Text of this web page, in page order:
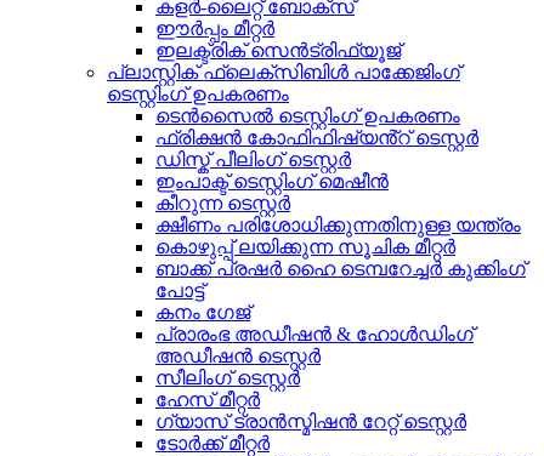
കളർ-ലൈറ്റ് ബോക്സ്
ഈർപ്പം മീറ്റർ
ഇലക്ട്രിക് സെൻട്രിഫ്യൂജ്
പ്ലാസ്റ്റിക് ഫ്ലെക്സിബിൾ പാക്കേജിംഗ്
ടെസ്റ്റിംഗ് ഉപകരണം
ടെൻസൈൽ ടെസ്റ്റിംഗ് ഉപകരണം
ഫ്രിക്ഷൻ കോഫിഫിഷ്യൻ്റ് ടെസ്റ്റർ
ഡിസ്ക് പീലിംഗ് ടെസ്റ്റർ
ഇംപാക്ട് ടെസ്റ്റിംഗ് മെഷീൻ
കീറുന്ന ടെസ്റ്റർ
ക്ഷീണം പരിശോധിക്കുന്നതിനുള്ള യന്ത്രം
കൊഴുപ്പ് ലയിക്കുന്ന സൂചിക മീറ്റർ
ബാക്ക് പ്രഷർ ഹൈ ടെമ്പറേച്ചർ കുക്കിംഗ്
പോട്ട്
കനം ഗേജ്
പ്രാരംഭ അഡീഷൻ & ഹോൾഡിംഗ്
അഡീഷൻ ടെസ്റ്റർ
സീലിംഗ് ടെസ്റ്റർ
ഹേസ് മീറ്റർ
ഗ്യാസ് ട്രാൻസ്മിഷൻ റേറ്റ് ടെസ്റ്റർ
ടോർക്ക് മീറ്റർ